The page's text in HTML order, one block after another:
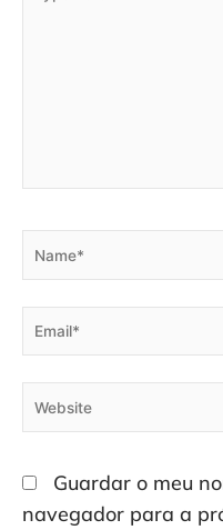
Name*
Email*
Website
Guardar o meu
navegador para a